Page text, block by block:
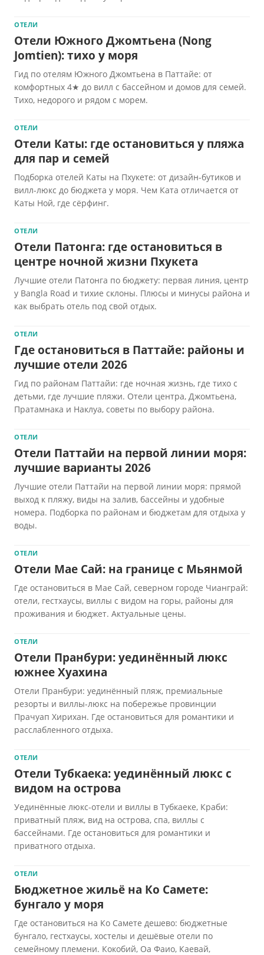
ОТЕЛИ
Отели Южного Джомтьена (Nong
Jomtien): тихо у моря
Гид по отелям Южного Джомтьена в Паттайе: от
комфортных 4★ до вилл с бассейном и домов для семей.
Тихо, недорого и рядом с морем.
ОТЕЛИ
Отели Каты: где остановиться у пляжа
для пар и семей
Подборка отелей Каты на Пхукете: от дизайн-бутиков и
вилл-люкс до бюджета у моря. Чем Ката отличается от
Каты Ной, где сёрфинг.
ОТЕЛИ
Отели Патонга: где остановиться в
центре ночной жизни Пхукета
Лучшие отели Патонга по бюджету: первая линия, центр
у Bangla Road и тихие склоны. Плюсы и минусы района и
как выбрать отель под свой отдых.
ОТЕЛИ
Где остановиться в Паттайе: районы и
лучшие отели 2026
Гид по районам Паттайи: где ночная жизнь, где тихо с
детьми, где лучшие пляжи. Отели центра, Джомтьена,
Пратамнака и Наклуа, советы по выбору района.
ОТЕЛИ
Отели Паттайи на первой линии моря:
лучшие варианты 2026
Лучшие отели Паттайи на первой линии моря: прямой
выход к пляжу, виды на залив, бассейны и удобные
номера. Подборка по районам и бюджетам для отдыха у
воды.
ОТЕЛИ
Отели Мае Сай: на границе с Мьянмой
Где остановиться в Мае Сай, северном городе Чианграй:
отели, гестхаусы, виллы с видом на горы, районы для
проживания и бюджет. Актуальные цены.
ОТЕЛИ
Отели Пранбури: уединённый люкс
южнее Хуахина
Отели Пранбури: уединённый пляж, премиальные
резорты и виллы-люкс на побережье провинции
Прачуап Хирихан. Где остановиться для романтики и
расслабленного отдыха.
ОТЕЛИ
Отели Тубкаека: уединённый люкс с
видом на острова
Уединённые люкс-отели и виллы в Тубкаеке, Краби:
приватный пляж, вид на острова, спа, виллы с
бассейнами. Где остановиться для романтики и
приватного отдыха.
ОТЕЛИ
Бюджетное жильё на Ко Самете:
бунгало у моря
Где остановиться на Ко Самете дешево: бюджетные
бунгало, гестхаусы, хостелы и дешёвые отели по
семейному племени. Кокобий, Оа Фаио, Каевай,